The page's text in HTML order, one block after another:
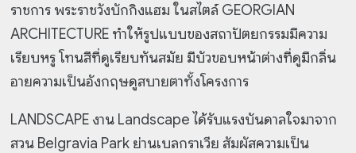
ราชการ พระราชวังบักกิงแฮม ในสไตล์ GEORGIAN
ARCHITECTURE ทำให้รูปแบบของสถาปัตยกรรมมีความ
เรียบหรู โทนสีที่ดูเรียบทันสมัย มีบัวขอบหน้าต่างที่ดูมีกลิ่น
อายความเป็นอังกฤษดูสบายตาทั้งโครงการ
LANDSCAPE งาน Landscape ได้รับแรงบันดาลใจมาจาก
สวน Belgravia Park ย่านเบลกราเวีย สัมผัสความเป็น